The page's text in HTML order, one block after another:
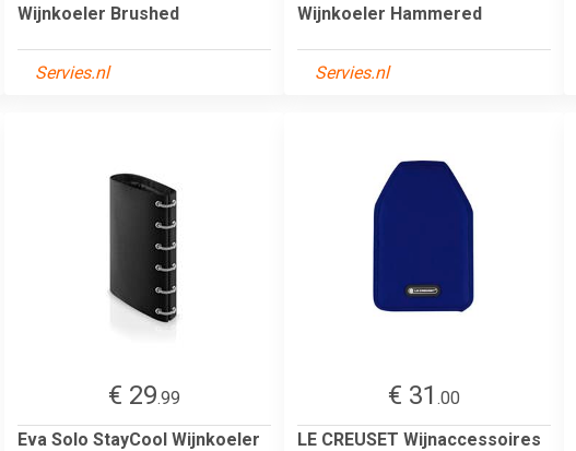
Wijnkoeler Brushed
Servies.nl
Wijnkoeler Hammered
Servies.nl
€ 29.99
Eva Solo StayCool Wijnkoeler
€ 31 .00
LE CREUSET Wijnaccessoires